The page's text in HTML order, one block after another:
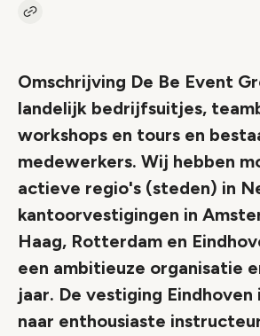
Kopieer link naar vacature
Omschrijving De Be Event
landelijk bedrijfsuitjes,
workshops en tours en
medewerkers. Wij hebben
actieve regio's (steden) in
kantoorvestigingen in
Haag, Rotterdam en
een ambitieuze organisatie
jaar. De vestiging Eindhoven
naar enthousiaste